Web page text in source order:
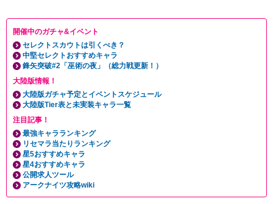
開催中のガチャ&イベント
セレクトスカウトは引くべき？
中堅セレクトおすすめキャラ
鋒矢突破#2「巫術の夜」（総力戦更新！）
大陸版情報！
大陸版ガチャ予定とイベントスケジュール
大陸版Tier表と未実装キャラ一覧
注目記事！
最強キャラランキング
リセマラ当たりランキング
星5おすすめキャラ
星4おすすめキャラ
公開求人ツール
アークナイツ攻略wiki